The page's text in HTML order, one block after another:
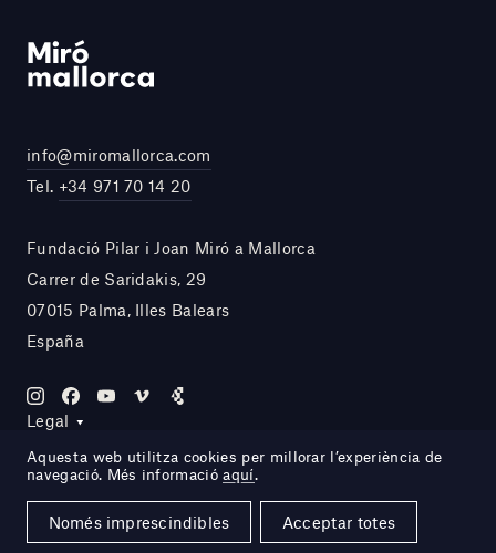
info@miromallorca.com
Tel. +34 971 70 14 20
Fundació Pilar i Joan Miró a Mallorca
Carrer de Saridakis, 29
07015 Palma, Illes Balears
España
Legal
Site by DOMO—A
Aquesta web utilitza cookies per millorar l’experiència de
navegació. Més informacióaquí.
Només imprescindibles Acceptar totes